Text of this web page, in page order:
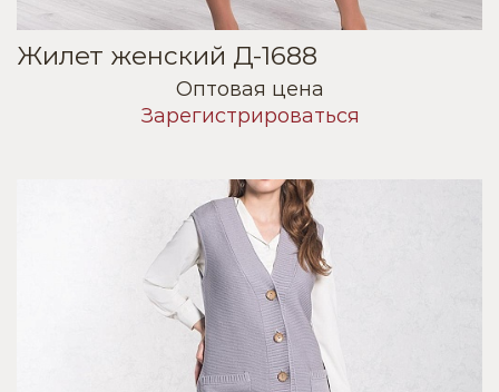
Жилет женский Д-1688
Оптовая цена
Зарегистрироваться